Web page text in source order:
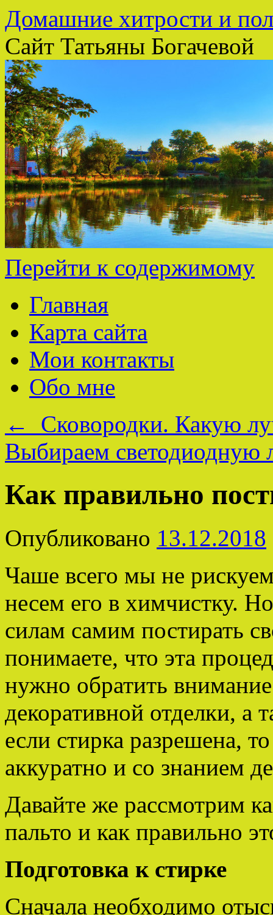
Домашние хитрости и
Сайт Татьяны Богачевой
Перейти к содержимому
Главная
Карта сайта
Мои контакты
Обо мне
←
Сковородки. Какую
Выбираем светодиодную
Как правильно
Опубликовано 13.12.2018
Чаше всего мы не
несем его в химчистку.
силам самим постирать
понимаете, что эта
нужно обратить
декоративной отделки, а
если стирка разрешена,
аккуратно и со знанием
Давайте же рассмотрим
пальто и как правильно
Подготовка к стирке
Сначала необходимо